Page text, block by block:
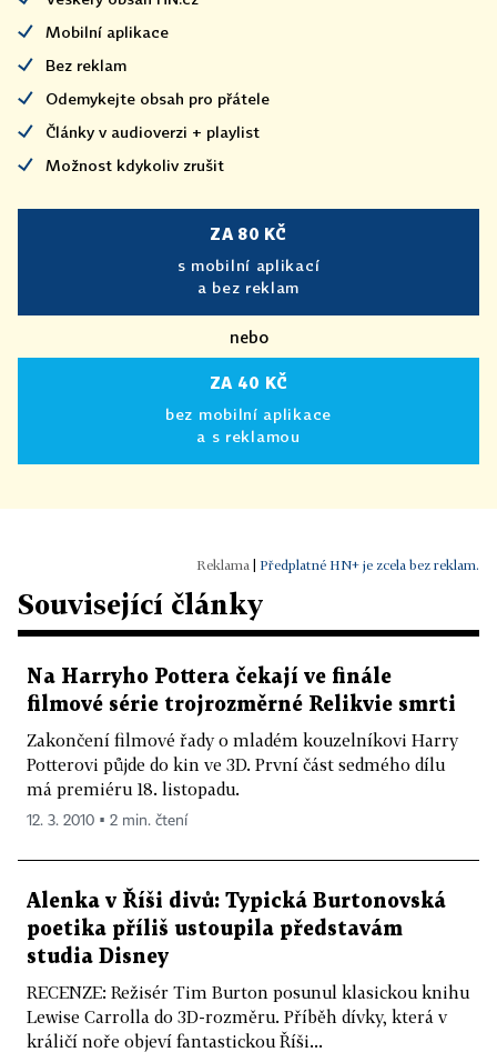
Mobilní aplikace
Bez reklam
Odemykejte obsah pro přátele
Články v audioverzi + playlist
Možnost kdykoliv zrušit
ZA 80 KČ
s mobilní aplikací
a bez reklam
nebo
ZA 40 KČ
bez mobilní aplikace
a s reklamou
Předplatné HN+ je zcela bez reklam.
Související články
Na Harryho Pottera čekají ve finále
filmové série trojrozměrné Relikvie smrti
Zakončení filmové řady o mladém kouzelníkovi Harry
Potterovi půjde do kin ve 3D. První část sedmého dílu
má premiéru 18. listopadu.
12. 3. 2010 ▪ 2 min. čtení
Alenka v Říši divů: Typická Burtonovská
poetika příliš ustoupila představám
studia Disney
RECENZE: Režisér Tim Burton posunul klasickou knihu
Lewise Carrolla do 3D-rozměru. Příběh dívky, která v
králičí noře objeví fantastickou Říši...